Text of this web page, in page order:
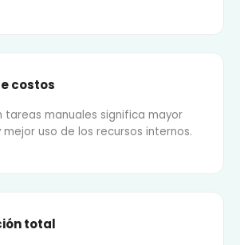
costos
tareas manuales significa mayor
uso de los recursos internos.
total